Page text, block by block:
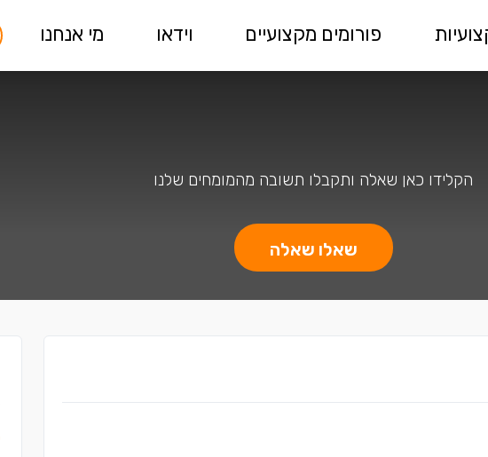
פורומים מקצועיים וידאו מי אנחנו
הקלידו כאן שאלה ותקבלו תשובה מהמומחים שלנו
שאלו שאלה